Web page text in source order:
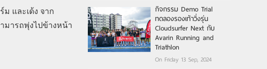
และเด้ง จาก
มารถพุ่งไปข้างหน้า
กิจกรรม Demo Trial
ทดลองรองเท้าวิ่งรุ่น
Cloudsurfer Next กับ
Avarin Running and
Triathlon
On Friday 13 Sep, 2024